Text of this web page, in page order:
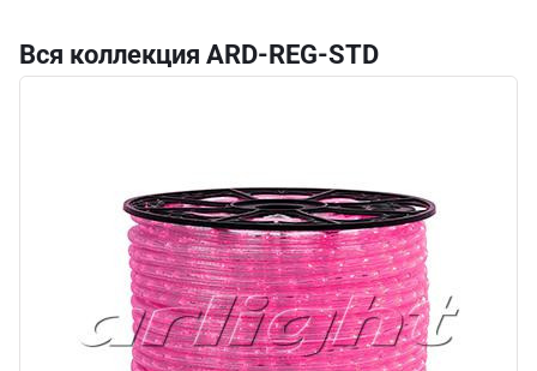
Вся коллекция ARD-REG-STD